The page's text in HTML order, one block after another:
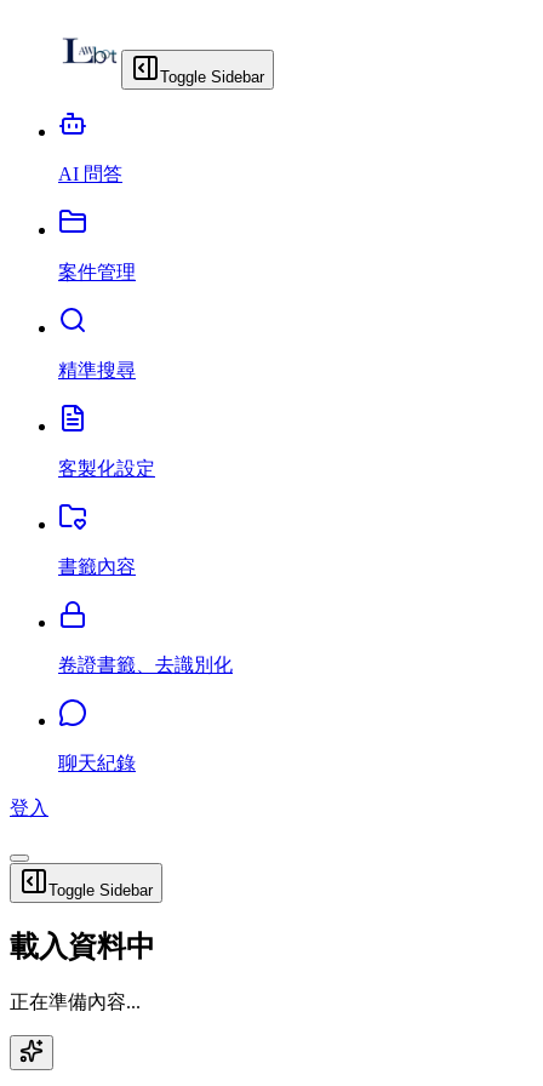
Toggle Sidebar
AI 問答
案件管理
精準搜尋
客製化設定
書籤內容
卷證書籤、去識別化
聊天紀錄
登入
Toggle Sidebar
載入資料中
正在準備內容...